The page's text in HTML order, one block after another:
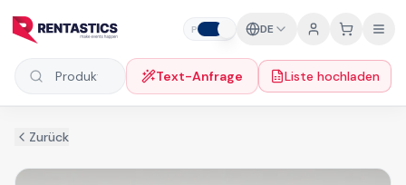
P DE
Produkte suchen Text-Anfrage Liste hochladen
Zurück